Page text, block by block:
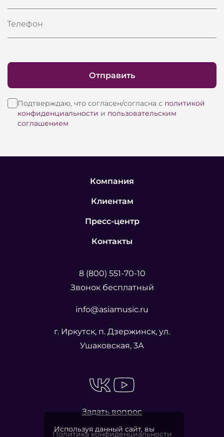
Телефон
Подтверждаю, что согласен/согласна с политикой
конфиденциальности и пользовательским
соглашением
Отправить
Компания
Клиентам
Пресс-центр
Контакты
8 (800) 551-70-10
Звонок бесплатный
info@asiamusic.ru
г. Иркутск, п. Дзержинск, ул.
Ушаковская, 3А
Задать вопрос
Политика конфиденциальности
Используя данный сайт, вы